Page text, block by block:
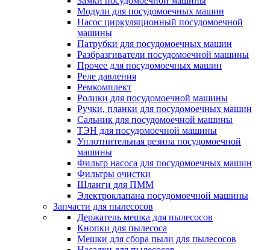
Модули для посудомоечных машин
Насос циркуляционный посудомоечной
машины
Патрубки для посудомоечных машин
Разбразгиватели посудомоечной машины
Прочее для посудомоечных машин
Реле давления
Ремкомплект
Ролики для посудомоечной машины
Ручки, планки для посудомоечных машин
Сальник для посудомоечной машины
ТЭН для посудомоечной машины
Уплотнительная резина посудомоечной
машины
Фильтр насоса для посудомоечных машин
Фильтры очистки
Шланги для ПММ
Электроклапана посудомоечной машины
Запчасти для пылесосов
Держатель мешка для пылесосов
Кнопки для пылесоса
Мешки для сбора пыли для пылесосов